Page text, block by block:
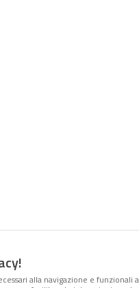
alla navigazione e